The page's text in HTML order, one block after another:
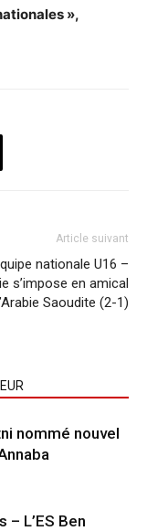
»,
Article suivant
nationale U16 –
s’impose en amical
Saoudite (2-1)
nommé nouvel
L’ES Ben